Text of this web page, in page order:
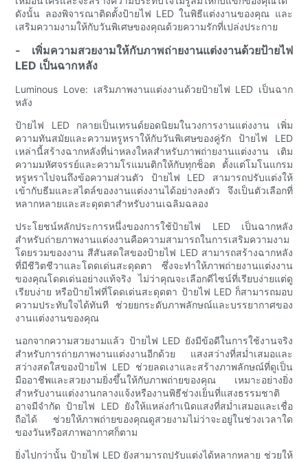
ดังนั้น ลองพิจารณาติดตั้งป้ายไฟ LED ในพิธีแต่งงานของคุณ และ
เสริมความงามให้กับวันพิเศษของคุณด้วยความรักที่เปล่งประกาย
- เพิ่มความสวยงามให้กับภาพถ่ายงานแต่งงานด้วยป้ายไฟ
LED เป็นฉากหลัง
Luminous Love: เสริมภาพงานแต่งงานด้วยป้ายไฟ LED เป็นฉาก
หลัง
ป้ายไฟ LED กลายเป็นเทรนด์ยอดนิยมในวงการงานแต่งงาน เพิ่ม
ความทันสมัยและความหรูหราให้กับวันพิเศษของคู่รัก ป้ายไฟ LED
เหล่านี้สร้างฉากหลังที่น่าหลงใหลสำหรับภาพถ่ายงานแต่งงาน เติม
ความมหัศจรรย์และความโรแมนติกให้กับทุกช็อต ตั้งแต่โมโนแกรม
หรูหราไปจนถึงข้อความส่วนตัว ป้ายไฟ LED สามารถปรับแต่งให้
เข้ากับธีมและสไตล์ของงานแต่งงานได้อย่างลงตัว จึงเป็นตัวเลือกที่
หลากหลายและสะดุดตาสำหรับงานเฉลิมฉลอง
ประโยชน์หลักประการหนึ่งของการใช้ป้ายไฟ LED เป็นฉากหลัง
สำหรับถ่ายภาพงานแต่งงานคือความสามารถในการเสริมความงาม
โดยรวมของงาน สีสันสดใสของป้ายไฟ LED สามารถสร้างฉากหลัง
ที่มีชีวิตชีวาและโดดเด่นสะดุดตา ซึ่งจะทำให้ภาพถ่ายงานแต่งงาน
ของคุณโดดเด่นอย่างแท้จริง ไม่ว่าคุณจะเลือกดีไซน์ที่เรียบง่ายแต่ดู
เรียบง่าย หรือป้ายไฟที่โดดเด่นสะดุดตา ป้ายไฟ LED ก็สามารถมอบ
ความประทับใจได้ทันที ช่วยยกระดับภาพลักษณ์และบรรยากาศของ
งานแต่งงานของคุณ
นอกจากความสวยงามแล้ว ป้ายไฟ LED ยังมีข้อดีในการใช้งานจริง
สำหรับการถ่ายภาพงานแต่งงานอีกด้วย แสงสว่างที่สม่ำเสมอและ
สว่างสดใสของป้ายไฟ LED ช่วยลดเงาและสร้างภาพลักษณ์ที่ดูเป็น
มืออาชีพและสวยงามยิ่งขึ้นให้กับภาพถ่ายของคุณ เหมาะอย่างยิ่ง
สำหรับงานแต่งงานกลางแจ้งหรืองานพิธีช่วงเย็นที่แสงธรรมชาติ
อาจมีจำกัด ป้ายไฟ LED ยังให้แหล่งกำเนิดแสงที่สม่ำเสมอและเชื่อ
ถือได้ ช่วยให้ภาพถ่ายของคุณดูสวยงามไม่ว่าจะอยู่ในช่วงเวลาใด
ของวันหรือสภาพอากาศก็ตาม
ยิ่งไปกว่านั้น ป้ายไฟ LED ยังสามารถปรับแต่งได้หลากหลาย ช่วยให้